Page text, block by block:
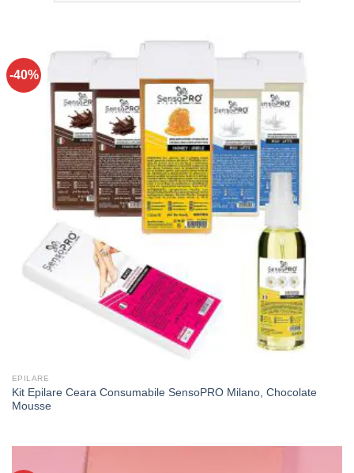
-40%
EPILARE
Kit Epilare Ceara Consumabile SensoPRO Milano, Chocolate
Mousse